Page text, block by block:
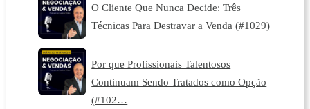
O Cliente Que Nunca Decide: Três
Técnicas Para Destravar a Venda (#1029)
Por que Profissionais Talentosos
Continuam Sendo Tratados como Opção
(#102…